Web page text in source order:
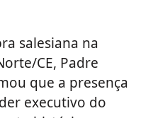
salesiana na
CE, Padre
que a presença
executivo do